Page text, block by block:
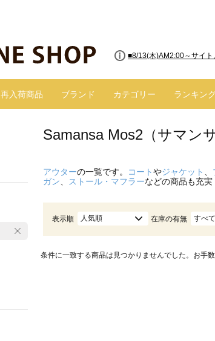
■8/13(木)AM2:00～サイ
再入荷商品 ブランド カテゴリー ランキン
Samansa Mos2（サマン
アウターの一覧です。 コートやジャケット
ガン
ストール・マフラーなどの商品も充実
表示順 人気順 在庫の有無 すべて
条件に一致する商品は見つかりませんでした。お手